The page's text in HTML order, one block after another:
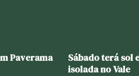
Paverama
Sábado terá sol
isolada no Vale